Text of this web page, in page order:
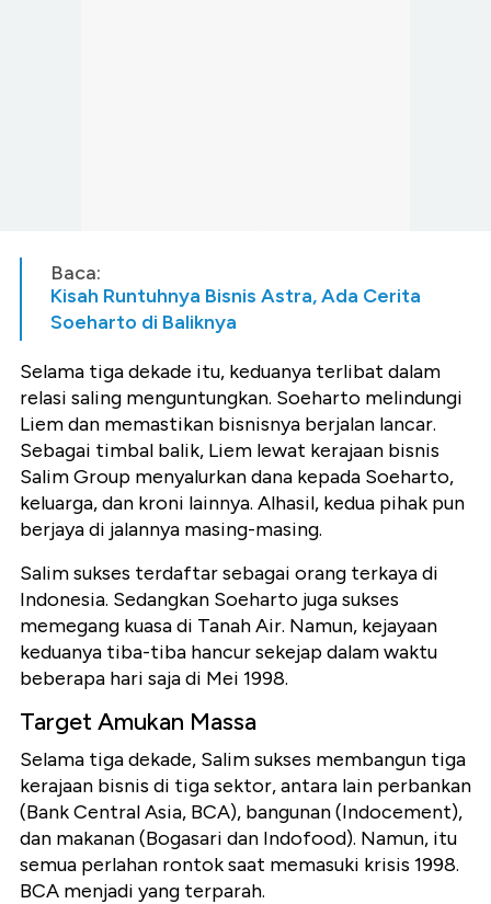
Baca:
Kisah Runtuhnya Bisnis Astra, Ada Cerita
Soeharto di Baliknya
Selama tiga dekade itu, keduanya terlibat dalam
relasi saling menguntungkan. Soeharto melindungi
Liem dan memastikan bisnisnya berjalan lancar.
Sebagai timbal balik, Liem lewat kerajaan bisnis
Salim Group menyalurkan dana kepada Soeharto,
keluarga, dan kroni lainnya. Alhasil, kedua pihak pun
berjaya di jalannya masing-masing.
Salim sukses terdaftar sebagai orang terkaya di
Indonesia. Sedangkan Soeharto juga sukses
memegang kuasa di Tanah Air. Namun, kejayaan
keduanya tiba-tiba hancur sekejap dalam waktu
beberapa hari saja di Mei 1998.
Target Amukan Massa
Selama tiga dekade, Salim sukses membangun tiga
kerajaan bisnis di tiga sektor, antara lain perbankan
(Bank Central Asia, BCA), bangunan (Indocement),
dan makanan (Bogasari dan Indofood). Namun, itu
semua perlahan rontok saat memasuki krisis 1998.
BCA menjadi yang terparah.